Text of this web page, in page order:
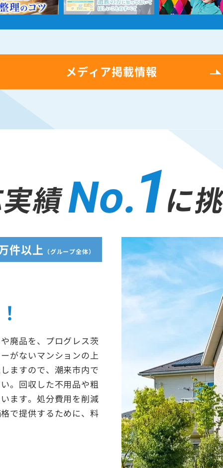
メディア掲載情報
績No.1に
件以上 （グループ全体）
廃品を、プログレス茨
がないマンションの上
ますので、潮来市内で
。回収した不用品や粗
ます。処分費用を削減
で提供するために、料